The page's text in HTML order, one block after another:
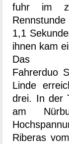
fuhr im
1,1
ihnen kam
Das
Fahrerduo
Linde
drei. In der
am
Riberas